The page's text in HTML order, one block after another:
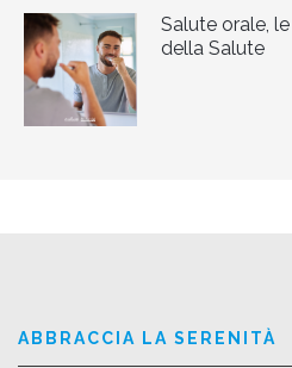
Salute orale,
della Salute
ABBRACCIA LA SERENITÀ